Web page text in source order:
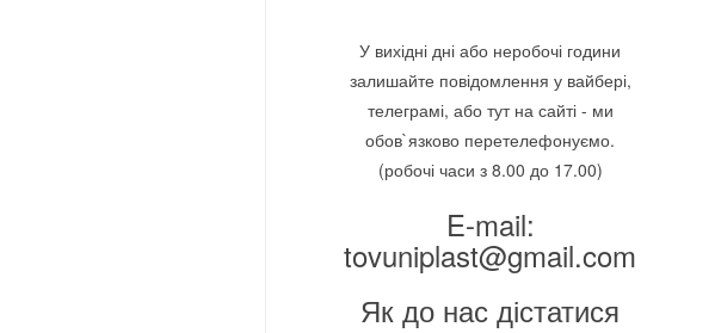
У вихідні дні або неробочі години
залишайте повідомлення у вайбері,
телеграмі, або тут на сайті - ми
обов`язково перетелефонуємо.
(робочі часи з 8.00 до 17.00)
E-mail:
tovuniplast@gmail.com
Як до нас дістатися